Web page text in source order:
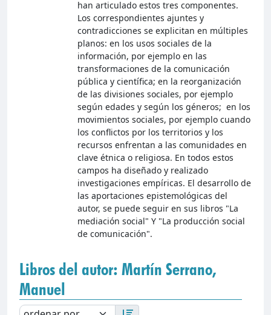
han articulado estos tres componentes.
Los correspondientes ajuntes y
contradicciones se explicitan en múltiples
planos: en los usos sociales de la
información, por ejemplo en las
transformaciones de la comunicación
pública y científica; en la reorganización
de las divisiones sociales, por ejemplo
según edades y según los géneros; en los
movimientos sociales, por ejemplo cuando
los conflictos por los territorios y los
recursos enfrentan a las comunidades en
clave étnica o religiosa. En todos estos
campos ha diseñado y realizado
investigaciones empíricas. El desarrollo de
las aportaciones epistemológicas del
autor, se puede seguir en sus libros "La
mediación social" Y "La producción social
de comunicación".
Libros del autor: Martín Serrano,
Manuel